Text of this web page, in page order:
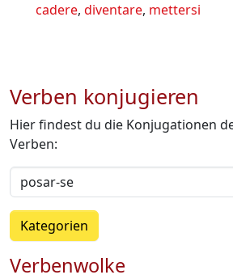
cadere, diventare, mettersi
Verben konjugieren
Hier findest du die Konjugationen
Verben:
Kategorien
Verbenwolke